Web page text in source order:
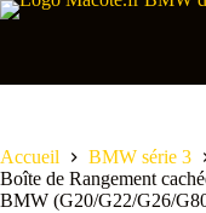
Accueil
BMW série 3
Boîte de Rangement
BMW (G20/G22/G26/